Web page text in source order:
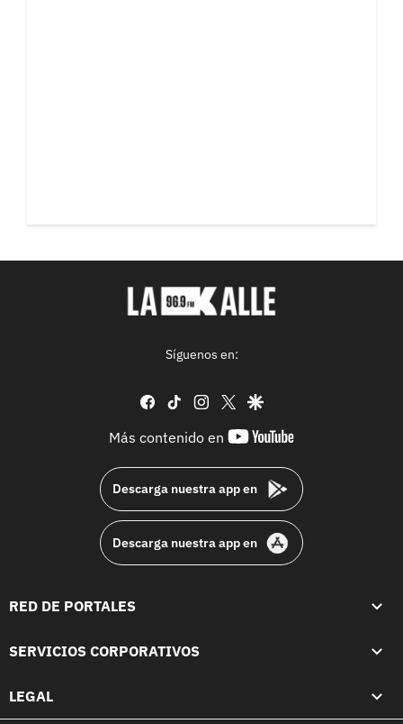
Síguenos en:
facebook
tiktok instagram
twittergoogle
Más contenido en
youtube-
Descarga nuestra app en
Descarga nuestra app en
RED DE PORTALES
SERVICIOS CORPORATIVOS
LEGAL